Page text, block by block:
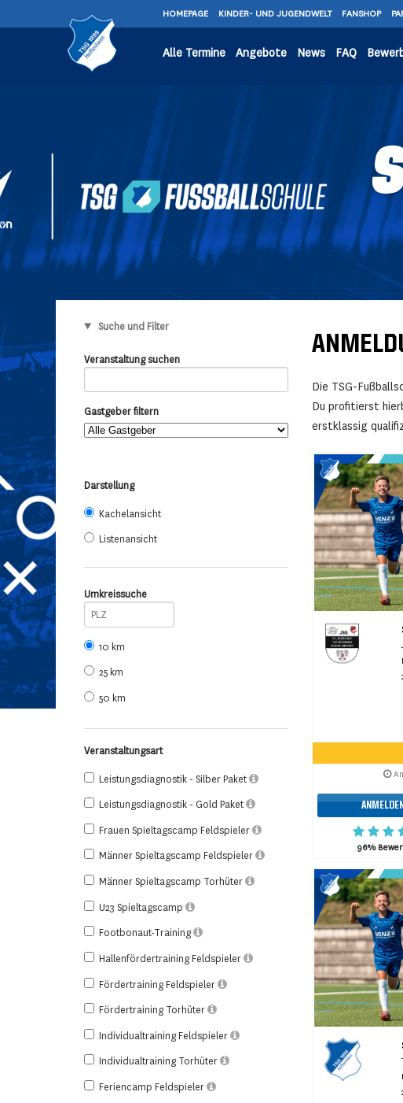
HOMEPAGE KINDER- UND JUGENDWELT FANSHOP
Alle Termine Angebote News FAQ
Suche und Filter
Veranstaltung suchen
Gastgeber filtern
Darstellung
Kachelansicht
Listenansicht
Umkreissuche
10 km
25 km
50 km
Veranstaltungsart
Leistungsdiagnostik - Silber Paket
Leistungsdiagnostik - Gold Paket
Frauen Spieltagscamp Feldspieler
Männer Spieltagscamp Feldspieler
Männer Spieltagscamp Torhüter
U23 Spieltagscamp
Footbonaut-Training
Hallenfördertraining Feldspieler
Fördertraining Feldspieler
Fördertraining Torhüter
Individualtraining Feldspieler
Individualtraining Torhüter
Feriencamp Feldspieler
Die TSG-
Du profitierst
erstklassig
ANMELDEN
96%